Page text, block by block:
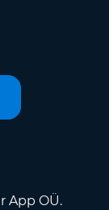
App OÜ.